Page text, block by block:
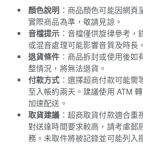
顏色說明 ：商品顏色可能因網
實際商品為準，敬請見諒。
音檔提示 ：音檔僅供旋律參考
或混音處理可能影響音質及時長。
退貨條件 ：商品拆封或使用後
整情況，將無法退貨。
付款方式 ：選擇超商付款可能
至入帳約兩天。建議使用 ATM
加速配送。
取貨建議 ：超商取貨付款適合
對送達時間要求較高，請考慮郵
務。未取件將被記錄並可能列入